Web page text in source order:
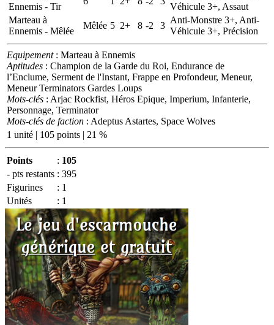
Ennemis - Tir
Véhicule 3+, Assaut
Marteau à
Ennemis - Mêlée
Mêlée 5 2+ 8 -2 3
Anti-Monstre 3+, Anti-
Véhicule 3+, Précision
Equipement: Marteau à Ennemis
Aptitudes : Champion de la Garde du Roi, Endurance de
l’Enclume, Serment de l'Instant, Frappe en Profondeur, Meneur,
Meneur Terminators Gardes Loups
Mots-clés : Arjac Rockfist, Héros Epique, Imperium, Infanterie,
Personnage, Terminator
Mots-clés de faction : Adeptus Astartes, Space Wolves
1 unité | 105 points | 21 %
Points : 105
- pts restants : 395
Figurines
: 1
Unités
: 1